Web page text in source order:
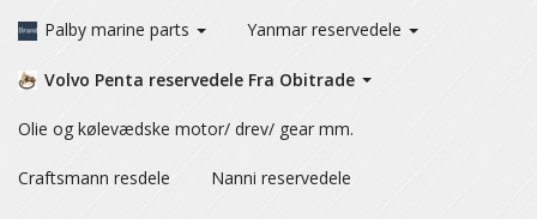
Palby marine parts Yanmar reservedele
Volvo Penta reservedele Fra Obitrade
Olie og kølevædske motor/ drev/ gear mm.
Craftsmann resdele Nanni reservedele